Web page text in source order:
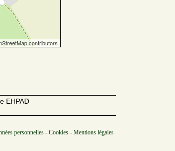
contributors
EHPAD
personnelles - Cookies - Mentions légales